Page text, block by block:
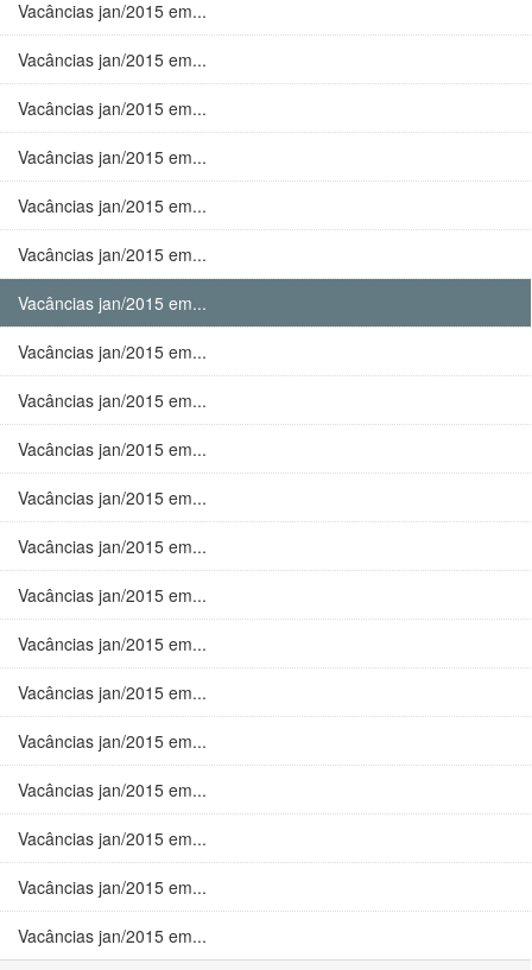
Vacâncias jan/2015 em...
Vacâncias jan/2015 em...
Vacâncias jan/2015 em...
Vacâncias jan/2015 em...
Vacâncias jan/2015 em...
Vacâncias jan/2015 em...
Vacâncias jan/2015 em...
Vacâncias jan/2015 em...
Vacâncias jan/2015 em...
Vacâncias jan/2015 em...
Vacâncias jan/2015 em...
Vacâncias jan/2015 em...
Vacâncias jan/2015 em...
Vacâncias jan/2015 em...
Vacâncias jan/2015 em...
Vacâncias jan/2015 em...
Vacâncias jan/2015 em...
Vacâncias jan/2015 em...
Vacâncias jan/2015 em...
Vacâncias jan/2015 em...